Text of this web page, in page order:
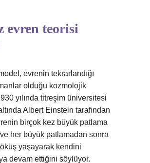
evren teorisi
evrenin tekrarlandığı
olduğu kozmolojik
yılında titreşim üniversitesi
Albert Einstein tarafından
birçok kez büyük patlama
ve her büyük patlamadan sonra
yaşayarak kendini
devam ettiğini söylüyor.